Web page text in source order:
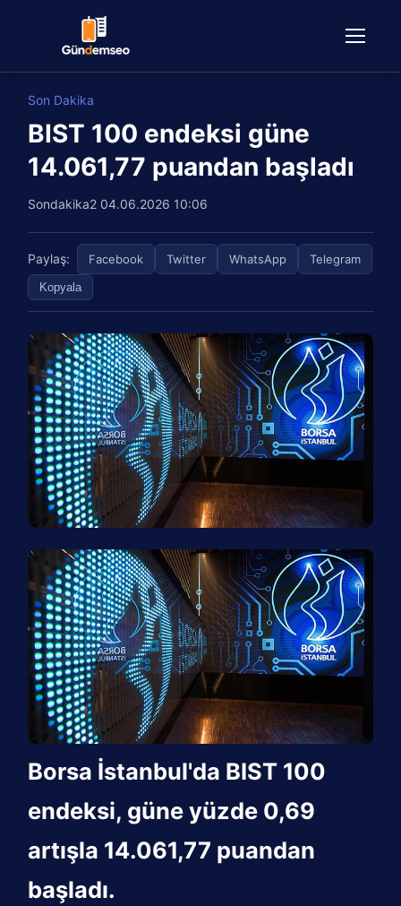
Son Dakika
BIST 100 endeksi güne
14.061,77 puandan başladı
Sondakika2 04.06.2026 10:06
Paylaş: Facebook Twitter WhatsApp Telegram
Kopyala
Borsa İstanbul'da BIST 100
endeksi, güne yüzde 0,69
artışla 14.061,77 puandan
başladı.